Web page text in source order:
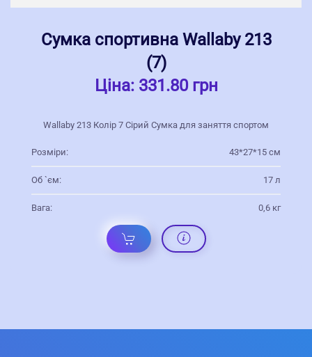
Сумка спортивна Wallaby 213
(7)
Ціна: 331.80 грн
Wallaby 213 Колір 7 Сірий Сумка для заняття спортом
Розміри: 43*27*15 см
Об `єм: 17 л
Вага: 0,6 кг